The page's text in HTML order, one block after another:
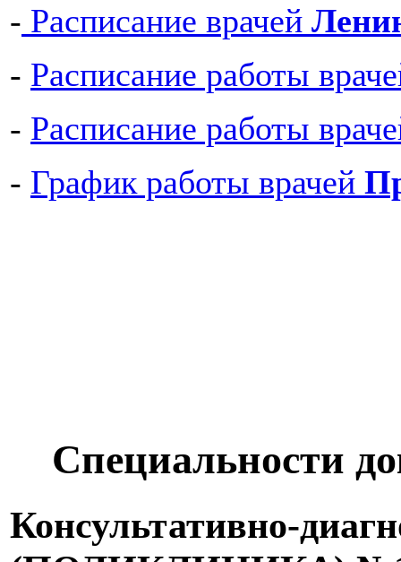
- Расписание врачей
- Расписание работы
- Расписание работы
- График работы врачей
Специальности
Консультативно-